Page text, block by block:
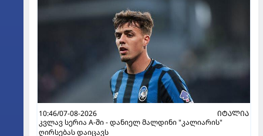
10:46/07-08-2026
ᲘᲢᲐᲚᲘᲐ
კვლავ სერია A-ში - დანიელ მალდინი "კალიარის"
ღირსებას დაიცავს